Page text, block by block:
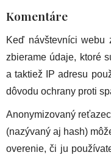
Komentáre
Keď návštevníci webu
zbierame údaje, ktoré
a taktiež IP adresu
dôvodu ochrany proti
Anonymizovaný
(nazývaný aj hash)
overenie, či ju